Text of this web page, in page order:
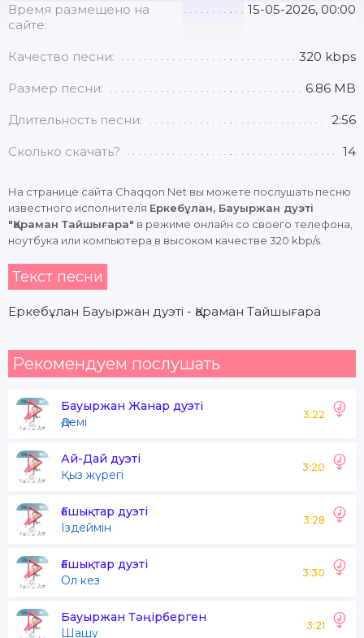
Время размещено на
сайте:
15-05-2026, 00:00
Качество песни: 320 kbps
Размер песни: 6.86 MB
Длительность песни: 2:56
Сколько скачать? 14
На странице сайта Chaqqon.Net вы можете послушать песню
известного исполнителя Еркебұлан, Бауыржан дуэті
"Қараман Тайшығара" в режиме онлайн со своего телефона,
ноутбука или компьютера в высоком качестве 320 kbp/s.
Текст песни
Еркебұлан Бауыржан дуэті - Қараман Тайшығара
Рекомендуем послушать
Бауыржан Жанар дуэті
Әдемі
3:22
Ай-Дай дуэті
Қыз жүрегі
3:20
Ғашықтар дуэті
Іздеймін
3:28
Ғашықтар дуэті
Ол кез
3:30
Бауыржан Тәңірберген
Шашу
3:21